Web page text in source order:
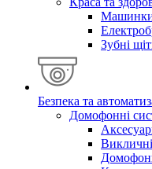
Машинки
Зубні
Безпека та
Домофонні